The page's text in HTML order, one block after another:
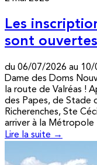
Les
sont
du 06/07/2026 au
Dame des Doms
la route de Valréas !
des Papes, de Stade
Richerenches, Ste
arriver à la Métropole
Lire la suite →